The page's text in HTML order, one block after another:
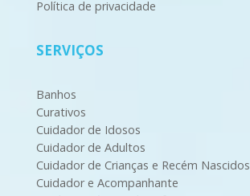
Política de privacidade
SERVIÇOS
Banhos
Curativos
Cuidador de Idosos
Cuidador de Adultos
Cuidador de Crianças e Recém Nascidos
Cuidador e Acompanhante